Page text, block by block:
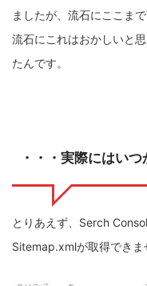
ましたが、流石にここま
流石にこれはおかしいと
たんです。
・・・実際にはいつ
とりあえず、Serch
Sitemap.xmlが取得できま